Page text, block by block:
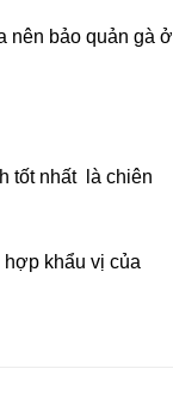
nên bảo quản gà ở
tốt nhất là chiên
khẩu vị của